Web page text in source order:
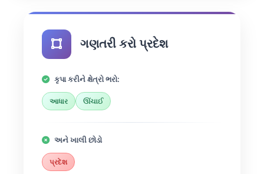
ગણતરી કરો પ્રદેશ
કૃપા કરીને ક્ષેત્રો ભરો:
આધાર ઊંચાઈ
અને ખાલી છોડો
પ્રદેશ